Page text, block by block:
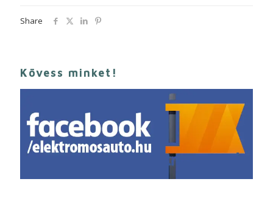
Share
Kövess minket!